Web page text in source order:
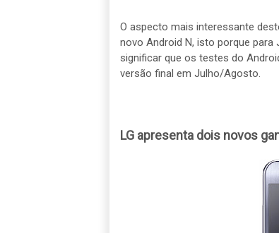
O aspecto mais interessante
novo Android N, isto porque para
significar que os testes do
versão final em Julho/Agosto.
LG apresenta dois novos